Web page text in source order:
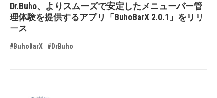
Dr.Buho、よりスムーズで安定したメニューバー管
理体験を提供するアプリ「BuhoBarX 2.0.1」をリリ
ース
#BuhoBarX #DrBuho